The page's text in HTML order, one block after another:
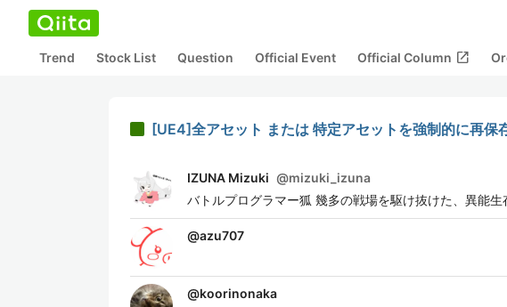
Trend Stock List Question Official Event Official Column open_in_new
[UE4]全アセット または 特定アセットを強制的に再
IZUNA Mizuki @mizuki_izuna
バトルプログラマー狐 幾多の戦場を駆け抜けた、異能
@azu707
@koorinonaka